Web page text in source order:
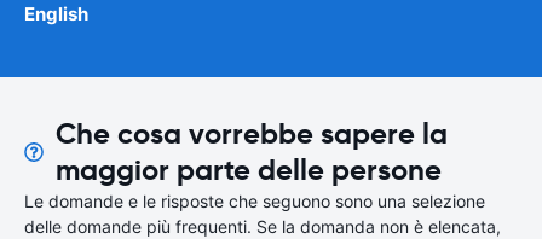
English
Che cosa vorrebbe sapere la
maggior parte delle persone
Le domande e le risposte che seguono sono una selezione
delle domande più frequenti. Se la domanda non è elencata,